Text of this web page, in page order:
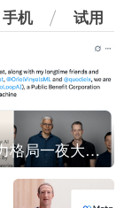
手机 试用
谷歌AI权力格局一夜大洗牌